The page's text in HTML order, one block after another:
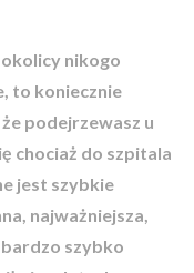
okolicy nikogo
to koniecznie
podejrzewasz u
chociaż do szpitala
jest szybkie
najważniejsza,
szybko